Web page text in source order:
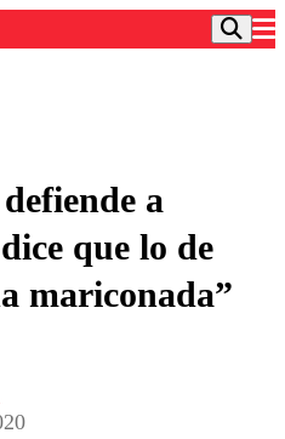
en medios
a
que lo de
mariconada”